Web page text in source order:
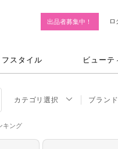
出品者募集中！ ロ
フスタイル ビューテ
カテゴリ選択 ブラン
キング